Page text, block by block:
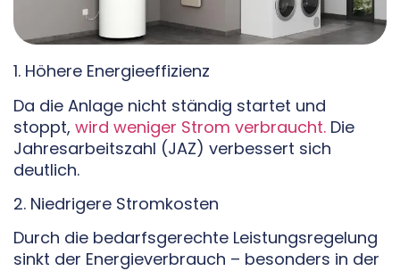
1. Höhere Energieeffizienz
Da die Anlage nicht ständig startet und
stoppt, wird weniger Strom verbraucht. Die
Jahresarbeitszahl (JAZ) verbessert sich
deutlich.
2. Niedrigere Stromkosten
Durch die bedarfsgerechte Leistungsregelung
sinkt der Energieverbrauch – besonders in der